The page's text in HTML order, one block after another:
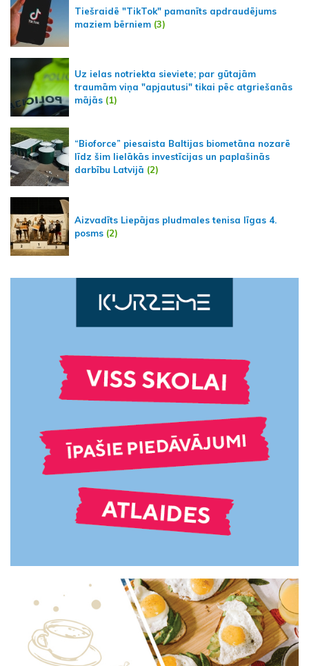
Tiešraidē "TikTok" pamanīts apdraudējums
maziem bērniem (3)
Uz ielas notriekta sieviete; par gūtajām
traumām viņa "apjautusi" tikai pēc atgriešanās
mājās (1)
“Bioforce” piesaista Baltijas biometāna nozarē
līdz šim lielākās investīcijas un paplašinās
darbību Latvijā (2)
Aizvadīts Liepājas pludmales tenisa līgas 4.
posms (2)